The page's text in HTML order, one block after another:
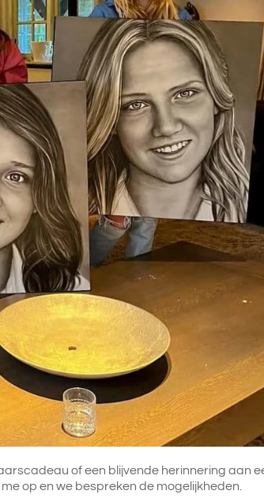
of een blijvende herinnering aan
op en we bespreken de mogelijkheden.